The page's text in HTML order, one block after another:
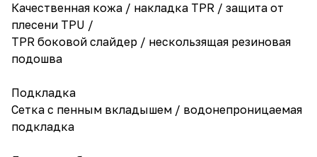
Качественная кожа / накладка TPR / защита от
плесени TPU /
TPR боковой слайдер / нескользящая резиновая
подошва
Подкладка
Сетка с пенным вкладышем / водонепроницаемая
подкладка